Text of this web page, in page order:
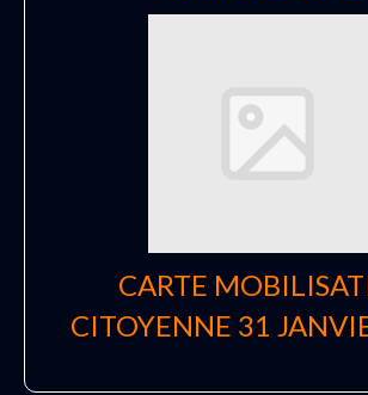
CARTE
CITOYENNE 31